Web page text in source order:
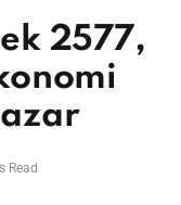
2577,
Read